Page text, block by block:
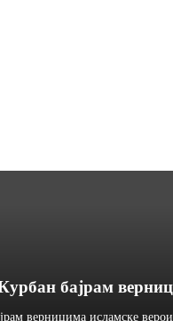
бајрам
верницима исламске